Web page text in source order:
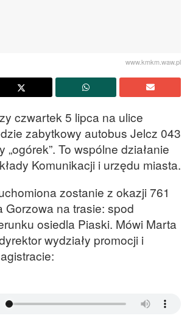
www.kmkm.waw.pl
czwartek 5 lipca na ulice
zabytkowy autobus Jelcz 043
„ogórek”. To wspólne działanie
Komunikacji i urzędu miasta.
zostanie z okazji 761
Gorzowa na trasie: spod
osiedla Piaski. Mówi Marta
wydziały promocji i